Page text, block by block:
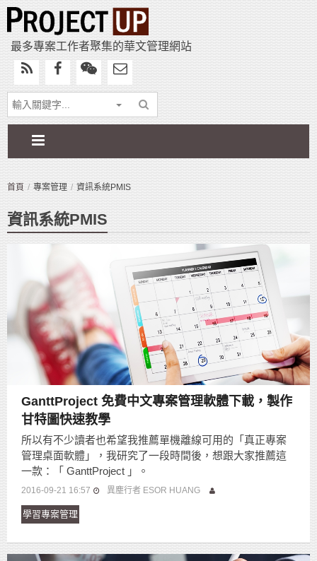
最多專案工作者聚集的華文管理網站
首頁 專案管理 資訊系統PMIS
資訊系統PMIS
GanttProject 免費中文專案管理軟體下載，製作
甘特圖快速教學
所以有不少讀者也希望我推薦單機離線可用的「真正專案
管理桌面軟體」，我研究了一段時間後，想跟大家推薦這
一款：「 GanttProject 」。
2016-09-21 16:57 異塵行者 ESOR HUANG
學習專案管理